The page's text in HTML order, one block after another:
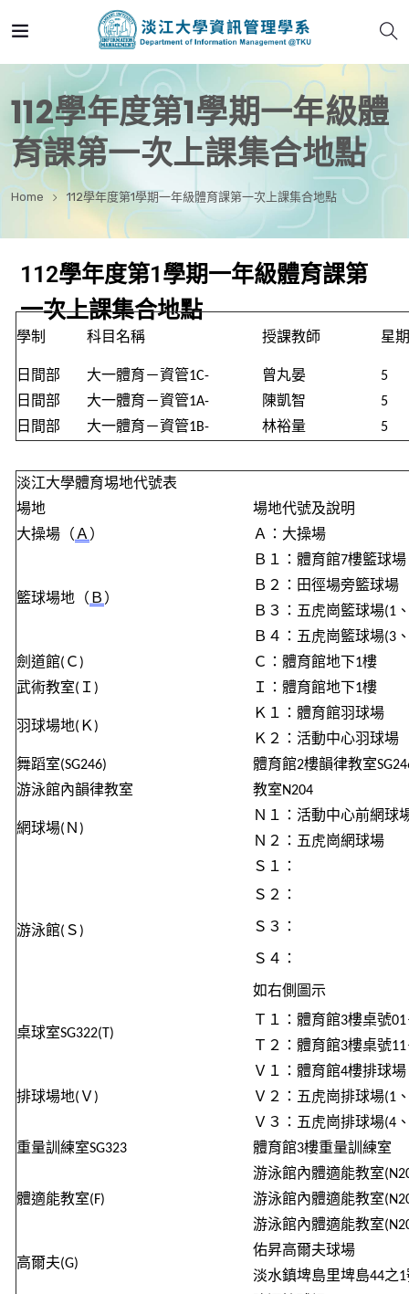
112學年度第1學期一年級體
育課第一次上課集合地點
Home 112學年度第1學期一年級體育課第一次上課集合地點
112學年度第1學期一年級體育課第
一次上課集合地點
學制 科目名稱 授課教師 星期
日間部 大一體育－資管1C- 曾丸晏
5
日間部
大一體育－資管1A- 陳凱智
5
日間部
大一體育－資管1B- 林裕量 5
淡江大學體育埸地代號表
場地
場地代號及說明
大操場（ Ａ ） Ａ ：大操場
籃球場地（ Ｂ ）
Ｂ １：體育館7樓籃球場
Ｂ ２：田徑場旁籃球場
Ｂ ３：五虎崗籃球場(1
Ｂ ４：五虎崗籃球場(3
劍道館( Ｃ ) Ｃ ：體育館地下1樓
武術教室( Ｉ ) Ｉ ：體育館地下1樓
羽球場地( Ｋ)
Ｋ １：體育館羽球場
Ｋ ２：活動中心羽球場
舞蹈室(SG246) 體育館2樓韻律教室
游泳館內韻律教室
教室N204
網球場( Ｎ )
Ｎ １：活動中心前網球
Ｎ ２：五虎崗網球場
游泳館( Ｓ )
Ｓ １：
Ｓ ２：
Ｓ ３：
Ｓ ４：
如右側圖示
桌球室SG322(T)
１：體育館3樓桌號01
２：體育館3樓桌號11
排球場地( Ｖ )
Ｖ １：體育館4樓排球場
Ｖ ２：五虎崗排球場(1
Ｖ ３：五虎崗排球場(4
重量訓練室SG323 體育館3樓重量訓練室
體適能教室(F)
游泳館內體適能教室
游泳館內體適能教室
游泳館內體適能教室
高爾夫(G)
佑昇高爾夫球場
淡水鎮埤島里埤島44之1